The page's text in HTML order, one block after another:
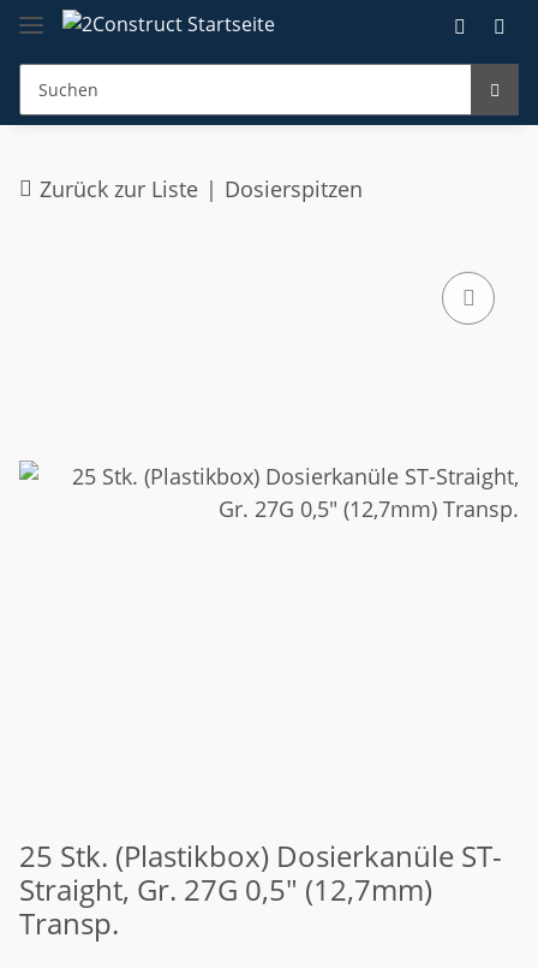
Zurück zur Liste Dosierspitzen
25 Stk. (Plastikbox) Dosierkanüle ST-
Straight, Gr. 27G 0,5" (12,7mm)
Transp.